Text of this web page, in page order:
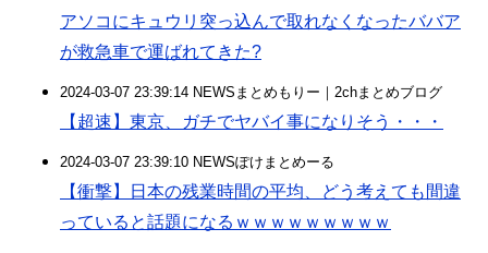
アソコにキュウリ突っ込んで取れなくなったババア
が救急車で運ばれてきた?
2024-03-07 23:39:14 NEWSまとめもりー｜2chまとめブログ
【超速】東京、ガチでヤバイ事になりそう・・・
2024-03-07 23:39:10 NEWSぽけまとめーる
【衝撃】日本の残業時間の平均、どう考えても間違
っていると話題になるｗｗｗｗｗｗｗｗｗ